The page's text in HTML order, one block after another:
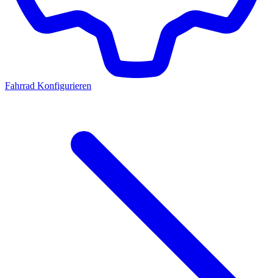
Fahrrad Konfigurieren